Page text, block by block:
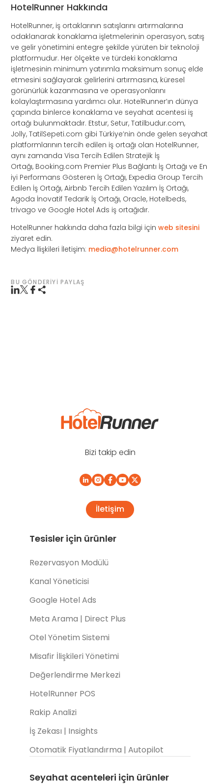
HotelRunner Hakkında
HotelRunner, iş ortaklarının satışlarını artırmalarına
odaklanarak konaklama işletmelerinin operasyon, satış
ve gelir yönetimini entegre şekilde yürüten bir teknoloji
platformudur. Her ölçekte ve türdeki konaklama
işletmesinin minimum yatırımla maksimum sonuç elde
etmesini sağlayarak gelirlerini artırmasına, küresel
görünürlük kazanmasına ve operasyonlarını
kolaylaştırmasına yardımcı olur. HotelRunner’ın dünya
çapında binlerce konaklama ve seyahat acentesi iş
ortağı bulunmaktadır. Etstur, Setur, Tatilbudur.com,
Jolly, TatilSepeti.com gibi Türkiye’nin önde gelen seyahat
platformlarının tercih edilen iş ortağı olan HotelRunner,
aynı zamanda Visa Tercih Edilen Stratejik İş
Ortağı, Booking.com Premier Plus Bağlantı İş Ortağı ve En
iyi Performans Gösteren İş Ortağı, Expedia Group Tercih
Edilen İş Ortağı, Airbnb Tercih Edilen Yazılım İş Ortağı,
Agoda İnovatif Tedarik İş Ortağı, Oracle, Hotelbeds,
trivago ve Google Hotel Ads iş ortağıdır.
HotelRunner hakkında daha fazla bilgi içinweb sitesini
ziyaret edin.
Medya İlişkileri İletişim: media@hotelrunner.com
BU GÖNDERIYI PAYLAŞ
Bizi takip edin
İletişim
Tesisler için ürünler
Rezervasyon Modülü
Kanal Yöneticisi
Google Hotel Ads
Meta Arama | Direct Plus
Otel Yönetim Sistemi
Misafir İlişkileri Yönetimi
Değerlendirme Merkezi
HotelRunner POS
Rakip Analizi
İş Zekası | Insights
Otomatik Fiyatlandırma | Autopilot
Seyahat acenteleri için ürünler